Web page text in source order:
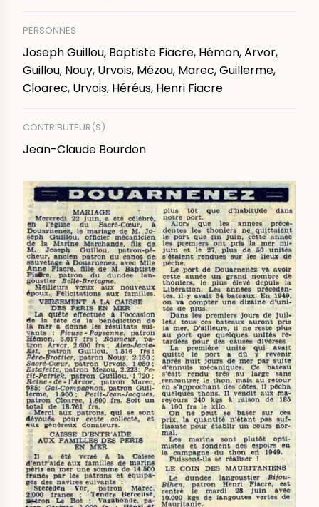
PERSONNES
Joseph Guillou, Baptiste Fiacre, Hémon, Arvor,
Guillou, Nouy, Urvois, Mézou, Marec, Guillerme,
Cloarec, Urvois, Héréus, Henri Fiacre
CONTRIBUTEUR(S)
Jean-Claude Bourdon
IMAGE